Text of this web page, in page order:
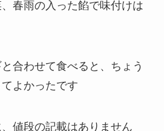
春雨の入った餡で味付けは
合わせて食べると、ちょう
よかったです
値段の記載はありません